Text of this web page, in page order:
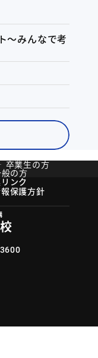
〜みんなで考
卒業生の方
般の方
ンク
保護方針